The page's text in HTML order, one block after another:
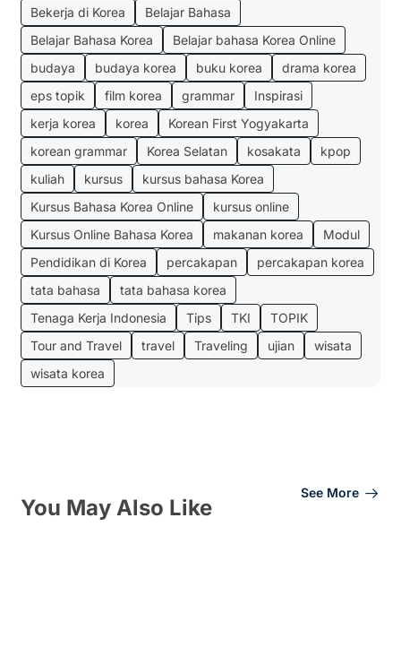
Bekerja di Korea
Belajar Bahasa
Belajar Bahasa Korea
Belajar bahasa Korea Online
budaya
budaya korea buku korea
drama korea
eps topik
film korea grammar
Inspirasi
kerja korea
korea
Korean First Yogyakarta
korean grammar
Korea Selatan kosakata
kpop
kuliah
kursus
kursus bahasa Korea
Kursus Bahasa Korea Online
kursus online
Kursus Online Bahasa Korea
makanan korea
Modul
Pendidikan di Korea
percakapan
percakapan korea
tata bahasa
tata bahasa korea
Tenaga Kerja Indonesia
Tips TKI
TOPIK
Tour and Travel
travel Traveling ujian
wisata
wisata korea
You May Also Like
See More